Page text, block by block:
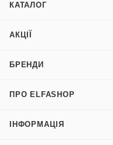
КАТАЛОГ
АКЦІЇ
БРЕНДИ
ПРО ELFASHOP
ІНФОРМАЦІЯ